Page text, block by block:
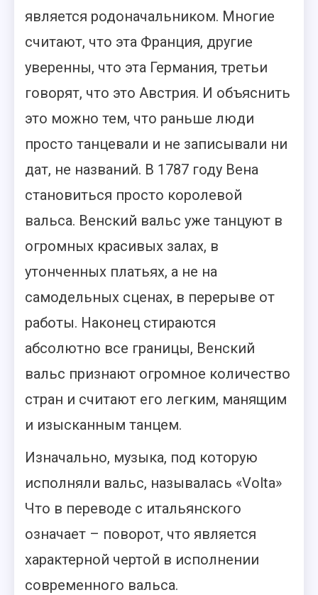
является родоначальником. Многие
считают, что эта Франция, другие
уверенны, что эта Германия, третьи
говорят, что это Австрия. И объяснить
это можно тем, что раньше люди
просто танцевали и не записывали ни
дат, не названий. В 1787 году Вена
становиться просто королевой
вальса. Венский вальс уже танцуют в
огромных красивых залах, в
утонченных платьях, а не на
самодельных сценах, в перерыве от
работы. Наконец стираются
абсолютно все границы, Венский
вальс признают огромное количество
стран и считают его легким, манящим
и изысканным танцем.
Изначально, музыка, под которую
исполняли вальс, называлась «Volta»
Что в переводе с итальянского
означает – поворот, что является
характерной чертой в исполнении
современного вальса.